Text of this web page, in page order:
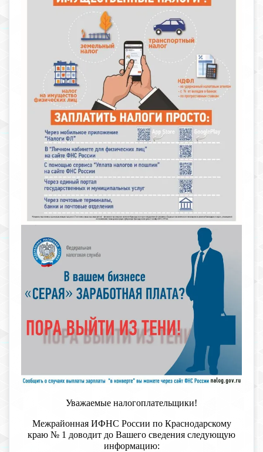
Уважаемые налогоплательщики!
Межрайонная ИФНС России по Краснодарскому
краю № 1 доводит до Вашего сведения следующую
информацию: